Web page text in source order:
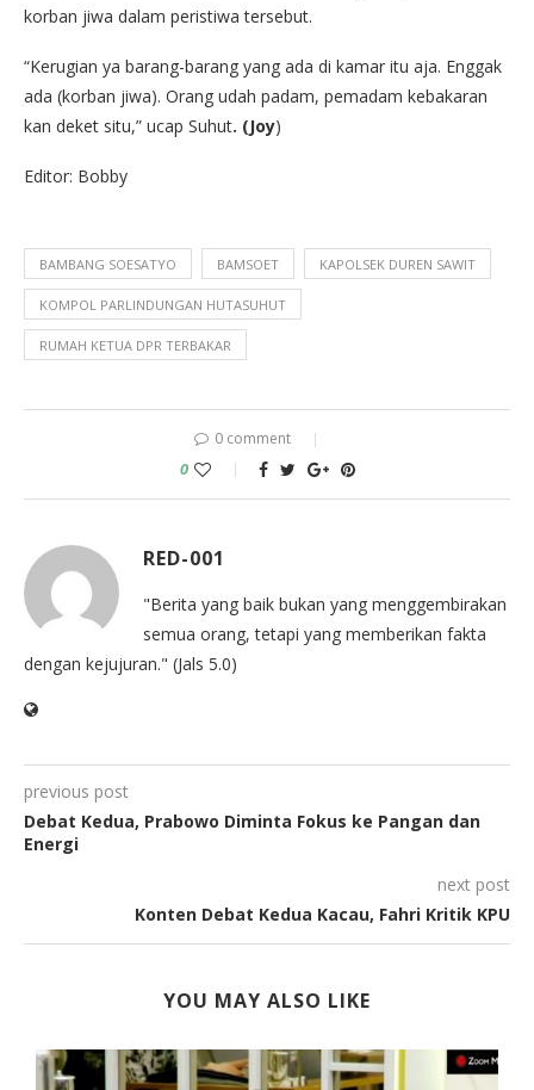
korban jiwa dalam peristiwa tersebut.
“Kerugian ya barang-barang yang ada di kamar itu aja. Enggak
ada (korban jiwa). Orang udah padam, pemadam kebakaran
kan deket situ,” ucap Suhut. (Joy)
Editor: Bobby
BAMBANG SOESATYO BAMSOET KAPOLSEK DUREN SAWIT
KOMPOL PARLINDUNGAN HUTASUHUT
RUMAH KETUA DPR TERBAKAR
0 comment
0
RED-001
"Berita yang baik bukan yang menggembirakan
semua orang, tetapi yang memberikan fakta
dengan kejujuran." (Jals 5.0)
previous post
Debat Kedua, Prabowo Diminta Fokus ke Pangan dan
Energi
next post
Konten Debat Kedua Kacau, Fahri Kritik KPU
YOU MAY ALSO LIKE